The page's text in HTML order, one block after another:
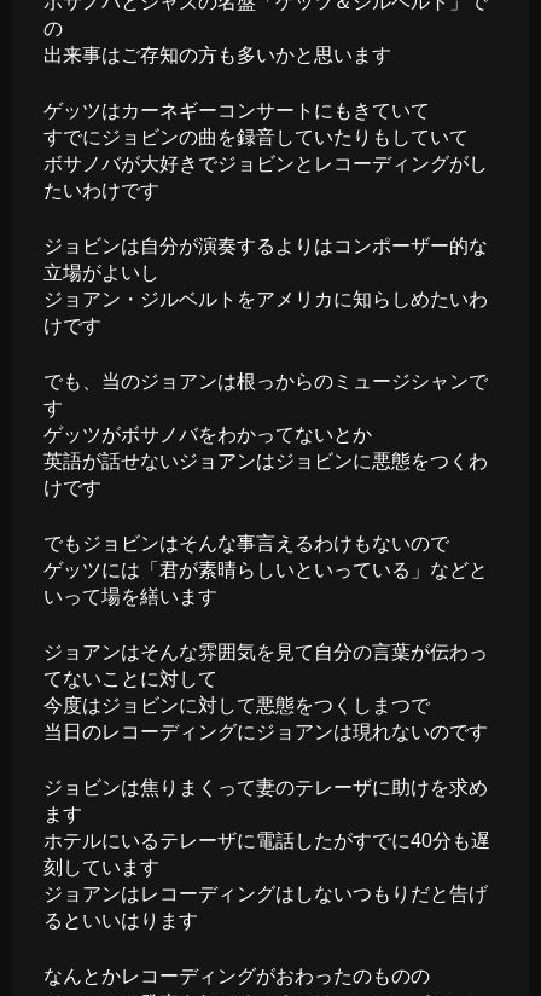
の
出来事はご存知の方も多いかと思います
ゲッツはカーネギーコンサートにもきていて
すでにジョビンの曲を録音していたりもしていて
ボサノバが大好きでジョビンとレコーディングがし
たいわけです
ジョビンは自分が演奏するよりはコンポーザー的な
立場がよいし
ジョアン・ジルベルトをアメリカに知らしめたいわ
けです
でも、当のジョアンは根っからのミュージシャンで
す
ゲッツがボサノバをわかってないとか
英語が話せないジョアンはジョビンに悪態をつくわ
けです
でもジョビンはそんな事言えるわけもないので
ゲッツには「君が素晴らしいといっている」などと
いって場を繕います
ジョアンはそんな雰囲気を見て自分の言葉が伝わっ
てないことに対して
今度はジョビンに対して悪態をつくしまつで
当日のレコーディングにジョアンは現れないのです
ジョビンは焦りまくって妻のテレーザに助けを求め
ます
ホテルにいるテレーザに電話したがすでに40分も遅
刻しています
ジョアンはレコーディングはしないつもりだと告げ
るといいはります
なんとかレコーディングがおわったのものの